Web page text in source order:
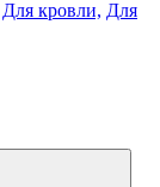
Для кровли, Для